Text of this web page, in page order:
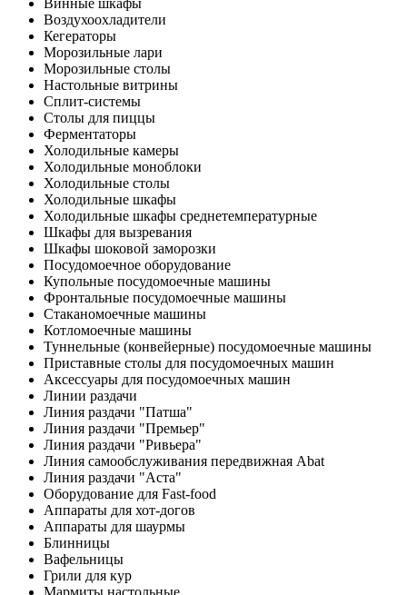
Винные шкафы
Воздухоохладители
Кегераторы
Морозильные лари
Морозильные столы
Настольные витрины
Сплит-системы
Столы для пиццы
Ферментаторы
Холодильные камеры
Холодильные моноблоки
Холодильные столы
Холодильные шкафы
Холодильные шкафы среднетемпературные
Шкафы для вызревания
Шкафы шоковой заморозки
Посудомоечное оборудование
Купольные посудомоечные машины
Фронтальные посудомоечные машины
Стаканомоечные машины
Котломоечные машины
Туннельные (конвейерные) посудомоечные машины
Приставные столы для посудомоечных машин
Аксессуары для посудомоечных машин
Линии раздачи
Линия раздачи "Патша"
Линия раздачи "Премьер"
Линия раздачи "Ривьера"
Линия самообслуживания передвижная Abat
Линия раздачи "Аста"
Оборудование для Fast-food
Аппараты для хот-догов
Аппараты для шаурмы
Блинницы
Вафельницы
Грили для кур